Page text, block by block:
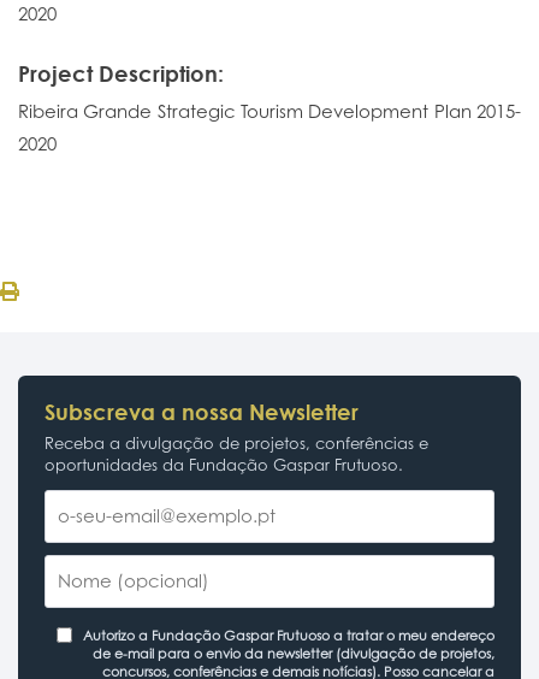
2020
Project Description:
Ribeira Grande Strategic Tourism Development Plan 2015-
2020
Subscreva a nossa Newsletter
Receba a divulgação de projetos, conferências e
oportunidades da Fundação Gaspar Frutuoso.
Autorizo a Fundação Gaspar Frutuoso a tratar o meu endereço
de e-mail para o envio da newsletter (divulgação de projetos,
concursos, conferências e demais notícias). Posso cancelar a